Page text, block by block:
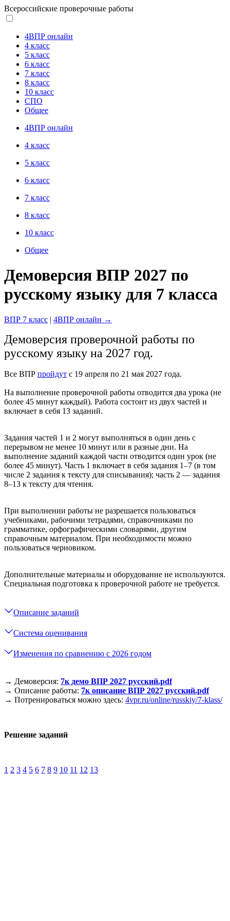
Всероссийские проверочные работы
4ВПР онлайн
4 класс
5 класс
6 класс
7 класс
8 класс
10 класс
СПО
Общее
4ВПР онлайн
4 класс
5 класс
6 класс
7 класс
8 класс
10 класс
Общее
Демоверсия ВПР 2027 по
русскому языку для 7 класса
ВПР 7 класс | 4ВПР онлайн →
Демоверсия проверочной работы по
русскому языку на 2027 год.
Все ВПР пройдут с 19 апреля по 21 мая 2027 года.
На выполнение проверочной работы отводится два урока (не
более 45 минут каждый). Работа состоит из двух частей и
включает в себя 13 заданий.
Задания частей 1 и 2 могут выполняться в один день с
перерывом не менее 10 минут или в разные дни. На
выполнение заданий каждой части отводится один урок (не
более 45 минут). Часть 1 включает в себя задания 1–7 (в том
числе 2 задания к тексту для списывания); часть 2 — задания
8–13 к тексту для чтения.
При выполнении работы не разрешается пользоваться
учебниками, рабочими тетрадями, справочниками по
грамматике, орфографическими словарями, другим
справочным материалом. При необходимости можно
пользоваться черновиком.
Дополнительные материалы и оборудование не используются.
Специальная подготовка к проверочной работе не требуется.
Описание заданий
Система оценивания
Изменения по сравнению с 2026 годом
→ Демоверсия: 7к демо ВПР 2027 русский.pdf
→ Описание работы: 7к описание ВПР 2027 русский.pdf
→ Потренироваться можно здесь: 4vpr.ru/online/russkiy/7-klass/
Решение заданий
1 2 3 4 5 6 7 8 9 10 11 12 13